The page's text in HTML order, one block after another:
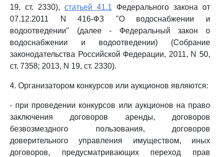
19, ст. 2330), статьей 41.1 Федерального закона от
07.12.2011 N 416-ФЗ "О водоснабжении и
водоотведении" (далее - Федеральный закон о
водоснабжении и водоотведении) (Собрание
законодательства Российской Федерации, 2011, N 50,
ст. 7358; 2013, N 19, ст. 2330).
4. Организатором конкурсов или аукционов являются:
- при проведении конкурсов или аукционов на право
заключения договоров аренды, договоров
безвозмездного пользования, договоров
доверительного управления имуществом, иных
договоров, предусматривающих переход прав